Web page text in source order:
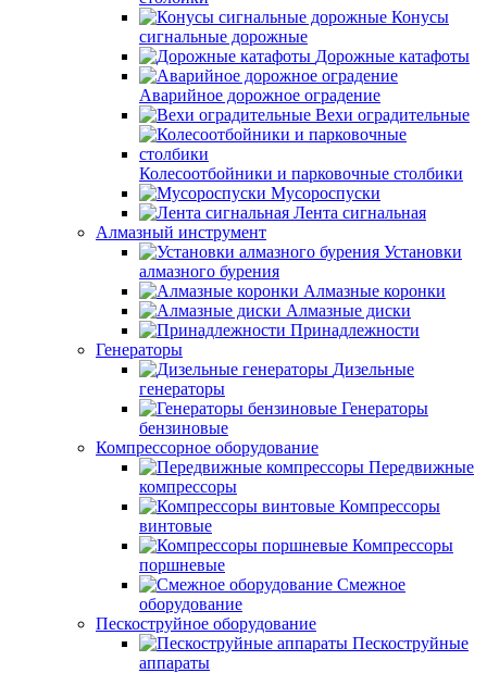
Конусы
сигнальные дорожные
Дорожные катафоты
Аварийное дорожное оградение
Вехи оградительные
Колесоотбойники и парковочные столбики
Мусороспуски
Лента сигнальная
Алмазный инструмент
Установки
алмазного бурения
Алмазные коронки
Алмазные диски
Принадлежности
Генераторы
Дизельные
генераторы
Генераторы
бензиновые
Компрессорное оборудование
Передвижные
компрессоры
Компрессоры
винтовые
Компрессоры
поршневые
Смежное
оборудование
Пескоструйное оборудование
Пескоструйные
аппараты